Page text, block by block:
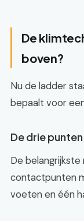
De
boven?
Nu de ladder
bepaalt voor
De drie
De belangrijkste
contactpunten
voeten en één